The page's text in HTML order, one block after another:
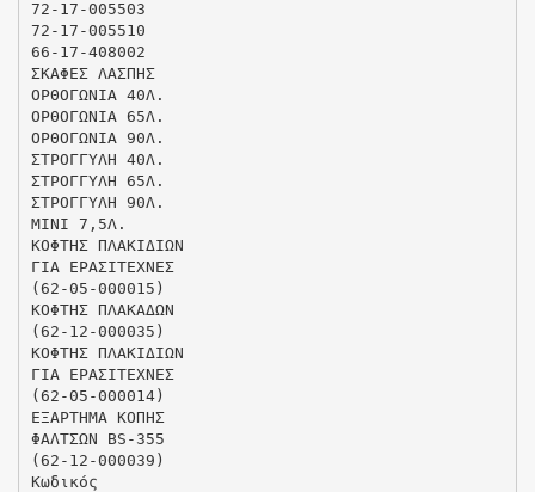
72-17-005503
72-17-005510
66-17-408002
ΣΚΑΦΕΣ ΛΑΣΠΗΣ
ΟΡΘΟΓΩΝΙΑ 40Λ.
ΟΡΘΟΓΩΝΙΑ 65Λ.
ΟΡΘΟΓΩΝΙΑ 90Λ.
ΣΤΡΟΓΓΥΛΗ 40Λ.
ΣΤΡΟΓΓΥΛΗ 65Λ.
ΣΤΡΟΓΓΥΛΗ 90Λ.
ΜΙΝΙ 7,5Λ.
ΚΟΦΤΗΣ ΠΛΑΚΙΔΙΩΝ
ΓΙΑ ΕΡΑΣΙΤΕΧΝΕΣ
(62-05-000015)
ΚΟΦΤΗΣ ΠΛΑΚΑΔΩΝ
(62-12-000035)
ΚΟΦΤΗΣ ΠΛΑΚΙΔΙΩΝ
ΓΙΑ ΕΡΑΣΙΤΕΧΝΕΣ
(62-05-000014)
ΕΞΑΡΤΗΜΑ ΚΟΠΗΣ
ΦΑΛΤΣΩΝ BS-355
(62-12-000039)
Κωδικός